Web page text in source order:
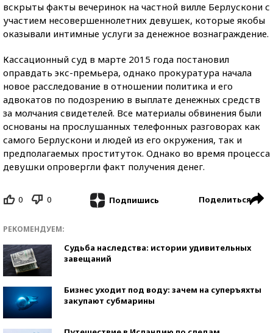
вскрыты факты вечеринок на частной вилле Берлускони с
участием несовершеннолетних девушек, которые якобы
оказывали интимные услуги за денежное вознаграждение.
Кассационный суд в марте 2015 года постановил
оправдать экс-премьера, однако прокуратура начала
новое расследование в отношении политика и его
адвокатов по подозрению в выплате денежных средств
за молчания свидетелей. Все материалы обвинения были
основаны на прослушанных телефонных разговорах как
самого Берлускони и людей из его окружения, так и
предполагаемых проституток. Однако во время процесса
девушки опровергли факт получения денег.
0 0 Подпишись Поделиться
РЕКОМЕНДУЕМ:
Судьба наследства: истории удивительных
завещаний
Бизнес уходит под воду: зачем на суперъяхты
закупают субмарины